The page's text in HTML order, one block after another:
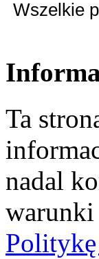
Wszelkie
Ta
nadal